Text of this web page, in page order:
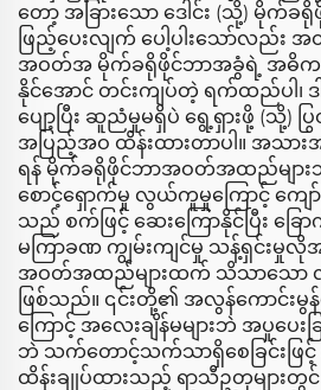
တော့ အခြားသော ဒေါင်း (သို့) မိုက်ခရို
ဖြည့်ပေးလျက် ပေါ့ပါးသော်လည်း အ
အဝတ်အ မိုက်ခရိုဖိုင်ဘာအခွံရဲ့ အဓိက
နိုင်အောင် တင်းကျပ်တဲ့ ရက်ထည်ပါ၊
ပျော့ပြီး ဆူညံမှုမရှိပဲ ရွေ့ရှားဖို့ (သို့)
အပြည့်အဝ ထိန်းထားတာပါ။ အသား
ရန် မိုက်ခရိုဖိုင်ဘာအဝတ်အထည်မျာ
စောင့်ရှောက်မှု လွယ်ကူမှုကြောင့် ကျော်
သည် စက်ဖြင့် ဆေးကြောနိုင်ပြီး ခြ
မကြာခဏ ကျွမ်းကျင်မှု သန့်ရှင်းမှု
အဝတ်အထည်များထက် သိသာသော
ဖြစ်သည်။ ၎င်းတို့၏ အလွန်ကောင်းမွန်
ကြောင့် အလေးချိန်မများဘဲ အပူပေးခ
ဘဲ သက်တောင့်သက်သာရှိစေခြင်းဖြင့်
ထိန်းချုပ်ထားသည့် ရာသီဥတုများတွ